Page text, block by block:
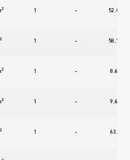
2 1 - 52.01 m
2 1 - 58.79 m
2 1 - 8.61 m
2 1 - 9.68 m
2 1 - 63.6 m